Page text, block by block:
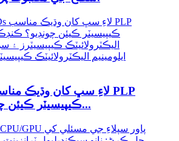
ڪيپيسيٽر ڪيئن چونڊيو؟ هڪ سمجھ...